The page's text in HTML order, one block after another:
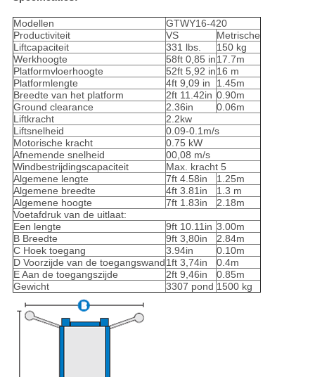
Modellen
GTWY16-420
Productiviteit
VS
Metrische
Liftcapaciteit
331 lbs.
150 kg
Werkhoogte
58ft 0,85 in17.7m
Platformvloerhoogte
52ft 5,92 in16 m
Platformlengte
4ft 9,09 in
1.45m
Breedte van het platform
2ft 11.42in 0.90m
Ground clearance
2.36in
0.06m
Liftkracht
2.2kw
Liftsnelheid
0.09-0.1m/s
Motorische kracht
0.75 kW
Afnemende snelheid
00,08 m/s
Windbestrijdingscapaciteit
Max. kracht 5
Algemene lengte
7ft 4.58in
1.25m
Algemene breedte
4ft 3.81in
1.3 m
Algemene hoogte
7ft 1.83in
2.18m
Voetafdruk van de uitlaat:
Een lengte
9ft 10.11in 3.00m
B Breedte
9ft 3,80in
2.84m
C Hoek toegang
3.94in
0.10m
D Voorzijde van de toegangswand1ft 3,74in
0.4m
E Aan de toegangszijde
2ft 9,46in
0.85m
Gewicht
3307 pond 1500 kg